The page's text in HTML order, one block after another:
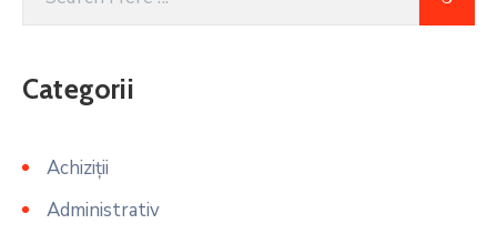
Categorii
Achiziții
Administrativ